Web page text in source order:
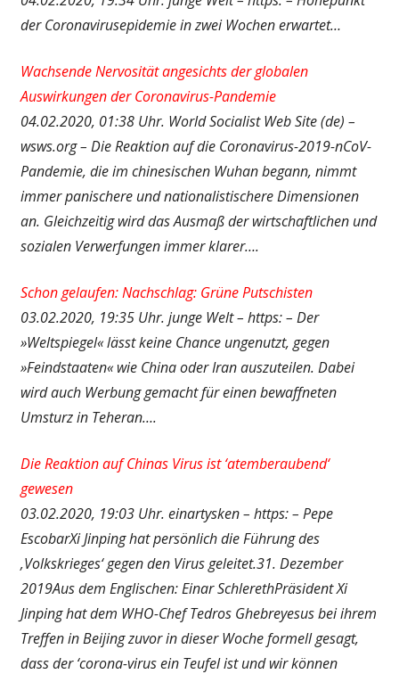
der Coronavirusepidemie in zwei Wochen erwartet…
Wachsende Nervosität angesichts der globalen
Auswirkungen der Coronavirus-Pandemie
04.02.2020, 01:38 Uhr. World Socialist Web Site (de) –
wsws.org – Die Reaktion auf die Coronavirus-2019-nCoV-
Pandemie, die im chinesischen Wuhan begann, nimmt
immer panischere und nationalistischere Dimensionen
an. Gleichzeitig wird das Ausmaß der wirtschaftlichen und
sozialen Verwerfungen immer klarer….
Schon gelaufen: Nachschlag: Grüne Putschisten
03.02.2020, 19:35 Uhr. junge Welt – https: – Der
»Weltspiegel« lässt keine Chance ungenutzt, gegen
»Feindstaaten« wie China oder Iran auszuteilen. Dabei
wird auch Werbung gemacht für einen bewaffneten
Umsturz in Teheran….
Die Reaktion auf Chinas Virus ist ‘atemberaubend‘
gewesen
03.02.2020, 19:03 Uhr. einartysken – https: – Pepe
EscobarXi Jinping hat persönlich die Führung des
‚Volkskrieges‘ gegen den Virus geleitet.31. Dezember
2019Aus dem Englischen: Einar SchlerethPräsident Xi
Jinping hat dem WHO-Chef Tedros Ghebreyesus bei ihrem
Treffen in Beijing zuvor in dieser Woche formell gesagt,
dass der ‘corona-virus ein Teufel ist und wir können